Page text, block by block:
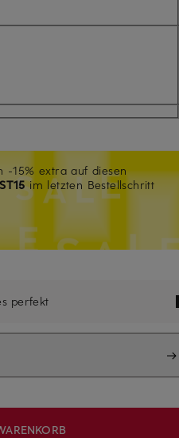
-15% extra auf diesen
im letzten Bestellschritt
perfekt